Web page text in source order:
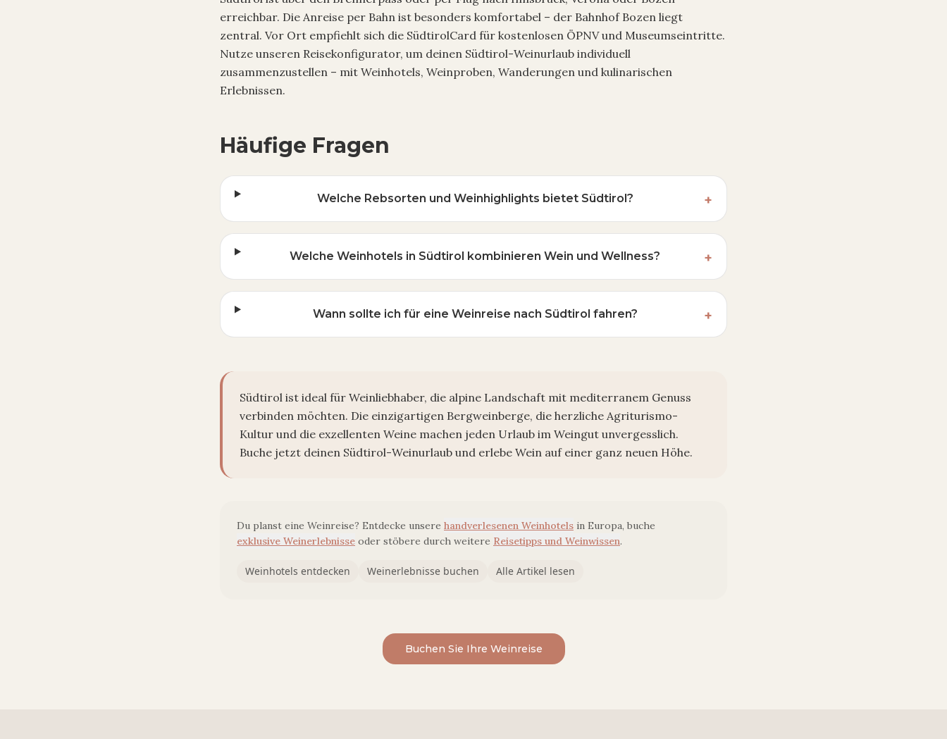
erreichbar. Die Anreise per Bahn ist besonders komfortabel – der Bahnhof Bozen liegt
zentral. Vor Ort empfiehlt sich die SüdtirolCard für kostenlosen ÖPNV und Museumseintritte.
Nutze unseren Reisekonfigurator, um deinen Südtirol-Weinurlaub individuell
zusammenzustellen – mit Weinhotels, Weinproben, Wanderungen und kulinarischen
Erlebnissen.
Häufige Fragen
Welche Rebsorten und Weinhighlights bietet Südtirol? +
Welche Weinhotels in Südtirol kombinieren Wein und Wellness? +
Wann sollte ich für eine Weinreise nach Südtirol fahren? +
Südtirol ist ideal für Weinliebhaber, die alpine Landschaft mit mediterranem Genuss
verbinden möchten. Die einzigartigen Bergweinberge, die herzliche Agriturismo-
Kultur und die exzellenten Weine machen jeden Urlaub im Weingut unvergesslich.
Buche jetzt deinen Südtirol-Weinurlaub und erlebe Wein auf einer ganz neuen Höhe.
Du planst eine Weinreise? Entdecke unsere handverlesenen Weinhotels in Europa, buche
exklusive Weinerlebnisse oder stöbere durch weitere Reisetipps und Weinwissen.
Weinhotels entdecken Weinerlebnisse buchen Alle Artikel lesen
Buchen Sie Ihre Weinreise